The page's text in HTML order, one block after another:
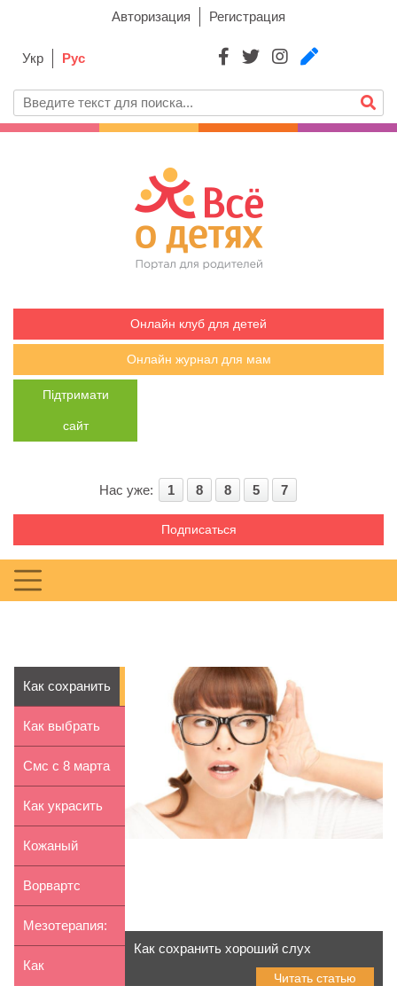
Авторизация Регистрация
Укр Рус
Онлайн клуб для детей
Онлайн журнал для мам
Підтримати
сайт
Нас уже: 1 8 8 5 7
Подписаться
Как сохранить
хороший слух
Как выбрать
сковороду-
гриль
Смс с 8 марта
Как украсить
сумку своими
руками
Кожаный
кошелек
своими
руками: ...
Ворвартс
Фарма:
крупнейший
Мезотерапия:
суть
Как
Как сохранить хороший слух
Читать статью